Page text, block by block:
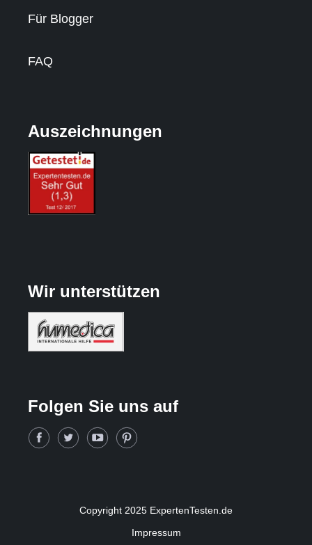
Für Blogger
FAQ
Auszeichnungen
Wir unterstützen
Folgen Sie uns auf
Copyright 2025 ExpertenTesten.de
Impressum